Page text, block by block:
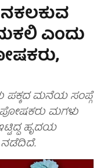
ಎಂದು
ಪಕ್ಕದ ಮನೆಯ ಸಂಪ್ಗೆ
ಪೋಷಕರು ಮಗಳು
ಹೃದಯ